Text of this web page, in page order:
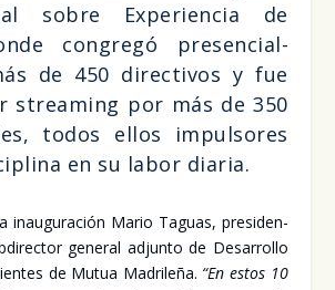
sobre Expe­rien­cia de
con­gre­gó pre­sen­cial­
de 450 direc­ti­vos y fue
strea­ming por más de 350
todos ellos impul­so­res
en su labor dia­ria.
inau­gu­ra­ción Mario Taguas, pre­si­den­
gene­ral adjun­to de Desa­rro­llo
de Mutua Madri­le­ña. “En estos 10